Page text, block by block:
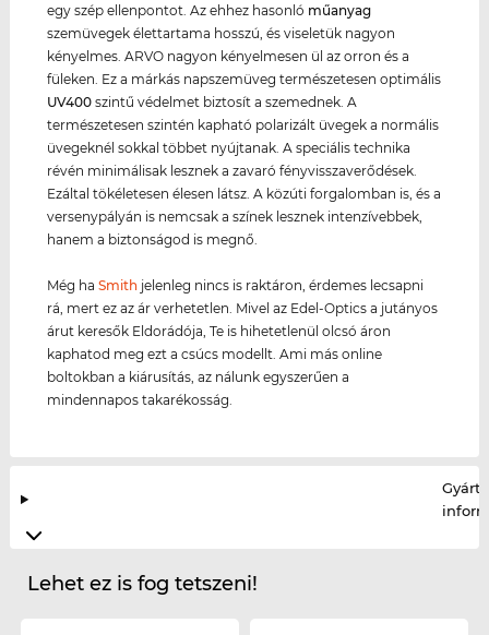
egy szép ellenpontot. Az ehhez hasonló műanyag
szemüvegek élettartama hosszú, és viseletük nagyon
kényelmes. ARVO nagyon kényelmesen ül az orron és a
füleken. Ez a márkás napszemüveg természetesen optimális
UV400 szintű védelmet biztosít a szemednek. A
természetesen szintén kapható polarizált üvegek a normális
üvegeknél sokkal többet nyújtanak. A speciális technika
révén minimálisak lesznek a zavaró fényvisszaverődések.
Ezáltal tökéletesen élesen látsz. A közúti forgalomban is, és a
versenypályán is nemcsak a színek lesznek intenzívebbek,
hanem a biztonságod is megnő.
Még haSmith jelenleg nincs is raktáron, érdemes lecsapni
rá, mert ez az ár verhetetlen. Mivel az Edel-Optics a jutányos
árut keresők Eldorádója, Te is hihetetlenül olcsó áron
kaphatod meg ezt a csúcs modellt. Ami más online
boltokban a kiárusítás, az nálunk egyszerűen a
mindennapos takarékosság.
Lehet ez is fog tetszeni!